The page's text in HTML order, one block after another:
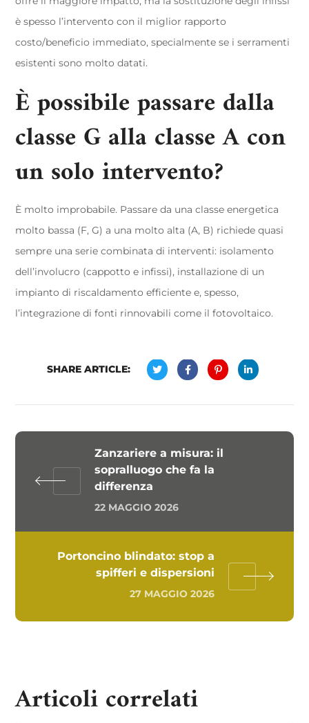
è spesso l’intervento con il miglior rapporto
costo/beneficio immediato, specialmente se i serramenti
esistenti sono molto datati.
È possibile passare dalla
classe G alla classe A con
un solo intervento?
È molto improbabile. Passare da una classe energetica
molto bassa (F, G) a una molto alta (A, B) richiede quasi
sempre una serie combinata di interventi: isolamento
dell’involucro (cappotto e infissi), installazione di un
impianto di riscaldamento efficiente e, spesso,
l’integrazione di fonti rinnovabili come il fotovoltaico.
SHARE ARTICLE:
Zanzariere a misura: il
sopralluogo che fa la
differenza
22 MAGGIO 2026
Portoncino blindato: stop a
spifferi e dispersioni
27 MAGGIO 2026
Articoli correlati